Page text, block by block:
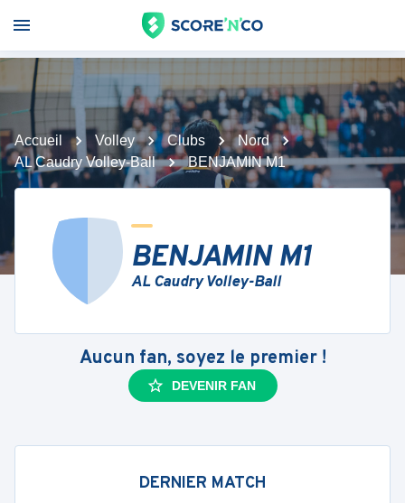
Accueil Volley Clubs
Nord
AL Caudry Volley-Ball
BENJAMIN M1
BENJAMIN M1
AL Caudry Volley-Ball
Aucun fan, soyez le premier !
DEVENIR FAN
DERNIER MATCH